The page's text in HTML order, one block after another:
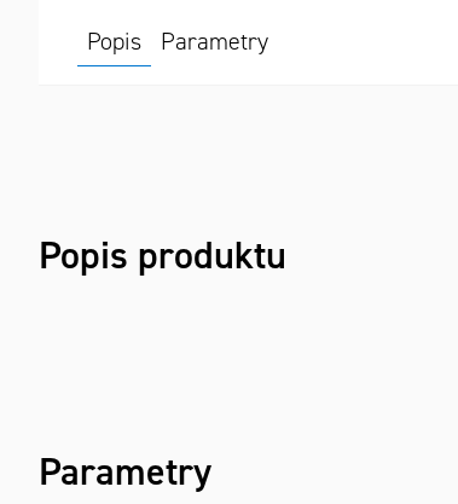
Popis Parametry
Popis produktu
Parametry